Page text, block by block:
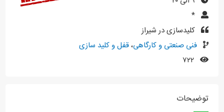
*
کلیدسازی در شیراز
فنی صنعتی و کارگاهی،قفل و کلید سازی
۷۲۲
توضیحات